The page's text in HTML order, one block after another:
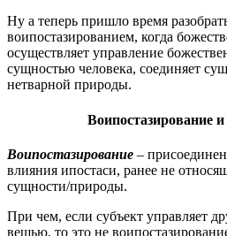
Ну а теперь пришло время
воипостазированием, когда
осуществляет управление
сущностью человека, соединяет
нетварной природы.
Воипостазирование
Воипостазирование –
влияния ипостаси, ранее не
сущности/природы.
При чем, если субъект управляет
вещью, то это не